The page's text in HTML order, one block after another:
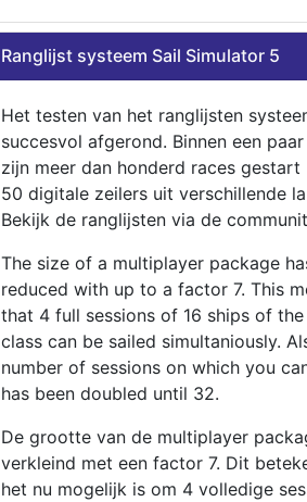
Ranglijst systeem Sail Simulator 5
Het testen van het ranglijsten
succesvol afgerond. Binnen een
zijn meer dan honderd races gestart
50 digitale zeilers uit verschillende
Bekijk de ranglijsten via de
The size of a multiplayer package
reduced with up to a factor 7. This
that 4 full sessions of 16 ships of
class can be sailed simultaniously.
number of sessions on which you
has been doubled until 32.
De grootte van de multiplayer
verkleind met een factor 7. Dit
het nu mogelijk is om 4 volledige